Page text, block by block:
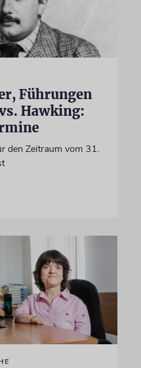
Führungen
Hawking:
den Zeitraum vom 31.